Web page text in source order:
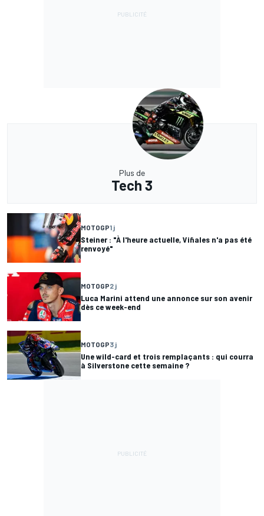
Plus de
Tech 3
MOTOGP1 j
Steiner : "À l'heure actuelle, Viñales n'a pas été
renvoyé"
MOTOGP2 j
Luca Marini attend une annonce sur son avenir
dès ce week-end
MOTOGP3 j
Une wild-card et trois remplaçants : qui courra
à Silverstone cette semaine ?